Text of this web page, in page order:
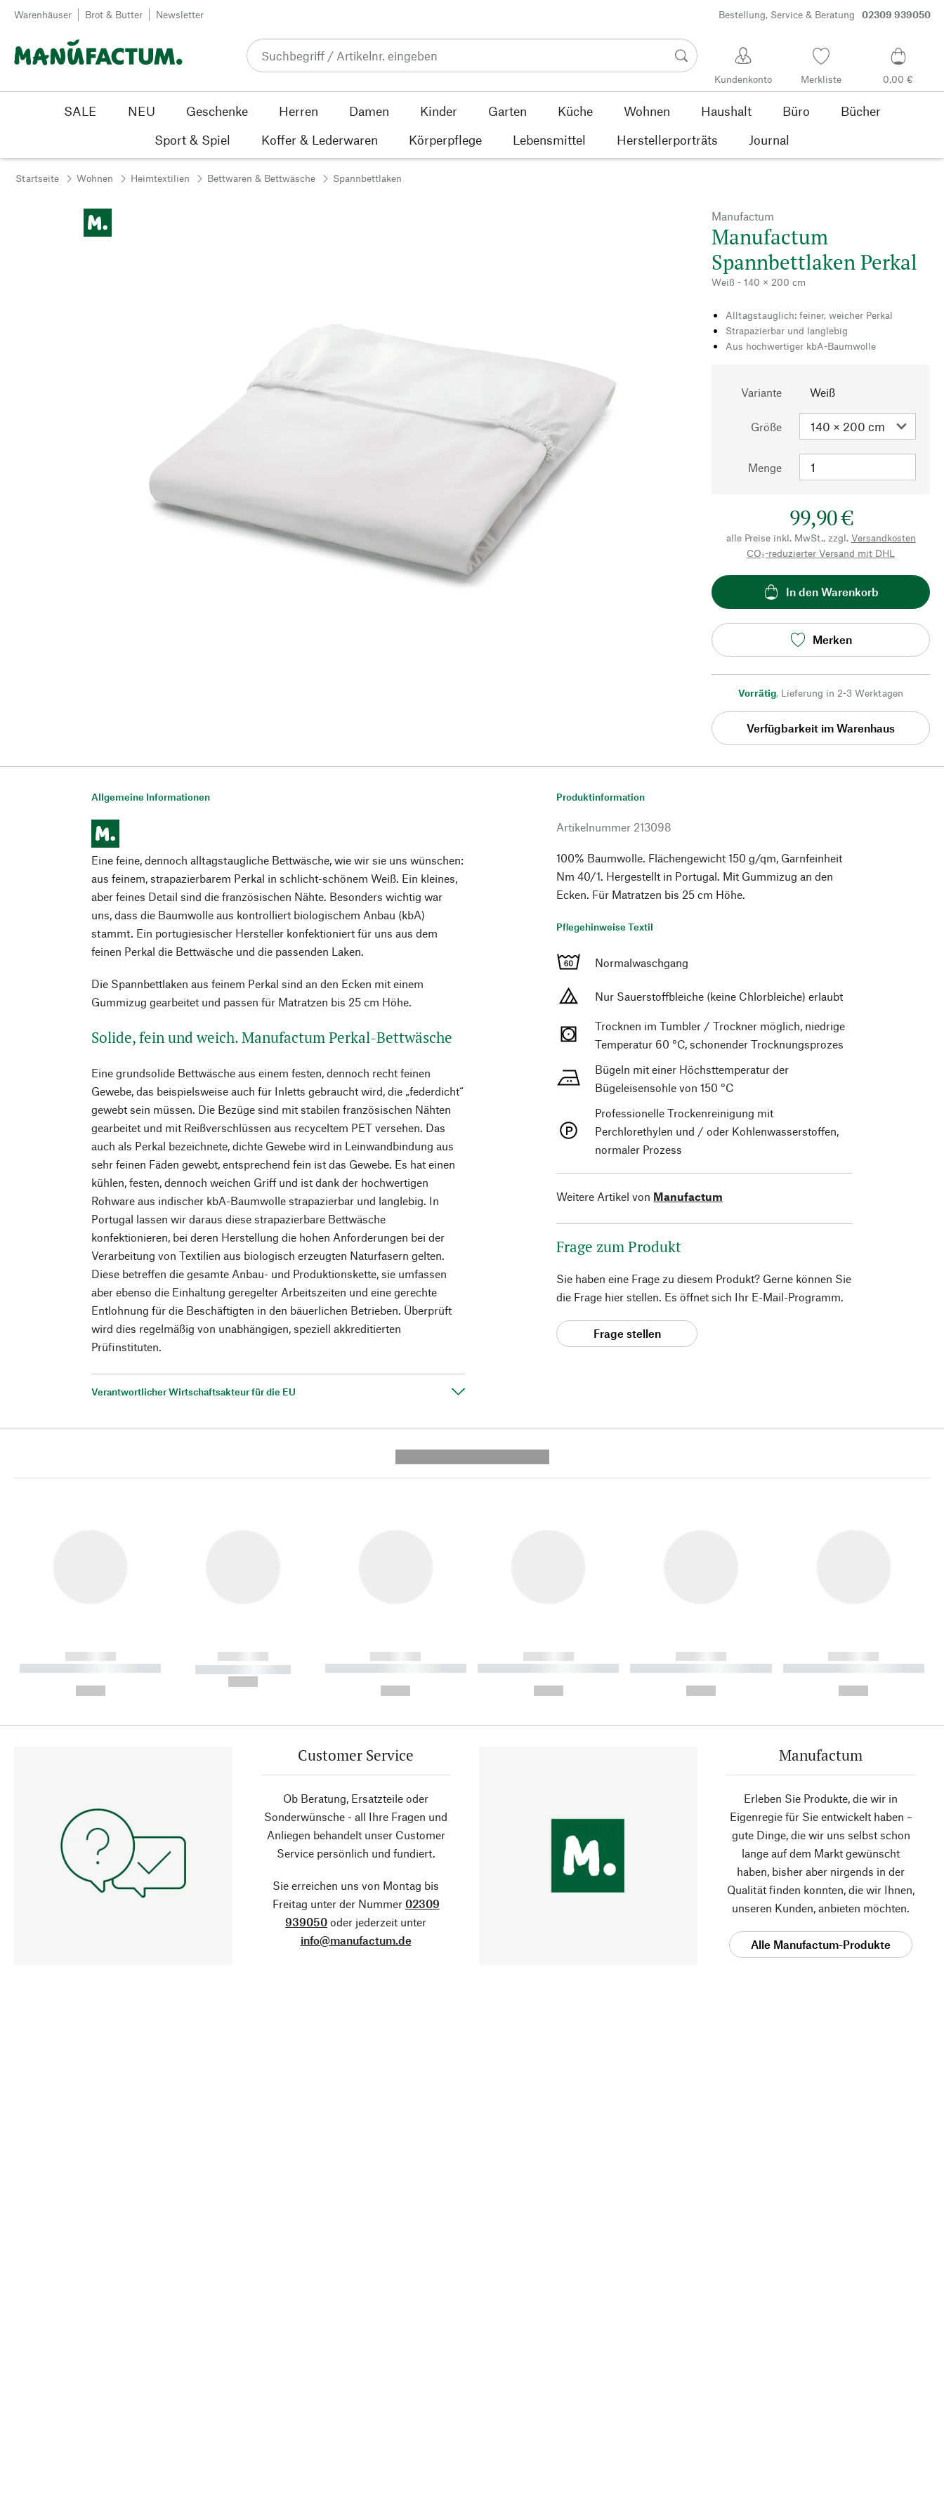
Zum Inhalt springen
Warenhäuser Brot & Butter Newsletter Bestellung, Service & Beratung 02309 939050
Kundenkonto Merkliste 0,00 €
SALE NEU Geschenke Herren Damen Kinder Garten Küche Wohnen Haushalt Büro
Bücher
Sport & Spiel
Koffer & Lederwaren Körperpflege Lebensmittel Herstellerporträts Journal
Startseite Wohnen Heimtextilien Bettwaren & Bettwäsche Spannbettlaken
Manufactum
Manufactum
Spannbettlaken Perkal
Weiß - 140 × 200 cm
Alltagstauglich: feiner, weicher Perkal
Strapazierbar und langlebig
Aus hochwertiger kbA-Baumwolle
Variante Weiß
Größe
Menge
99,90 €
alle Preise inkl. MwSt., zzgl. Versandkosten
CO₂-reduzierter Versand mit DHL
In den Warenkorb
Merken
Vorrätig, Lieferung in 2-3 Werktagen
Verfügbarkeit im Warenhaus
Allgemeine Informationen
Eine feine, dennoch alltagstaugliche Bettwäsche, wie wir sie uns wünschen:
aus feinem, strapazierbarem Perkal in schlicht-schönem Weiß. Ein kleines,
aber feines Detail sind die französischen Nähte. Besonders wichtig war
uns, dass die Baumwolle aus kontrolliert biologischem Anbau (kbA)
stammt. Ein portugiesischer Hersteller konfektioniert für uns aus dem
feinen Perkal die Bettwäsche und die passenden Laken.
Die Spannbettlaken aus feinem Perkal sind an den Ecken mit einem
Gummizug gearbeitet und passen für Matratzen bis 25 cm Höhe.
Solide, fein und weich. Manufactum Perkal-Bettwäsche
Eine grundsolide Bettwäsche aus einem festen, dennoch recht feinen
Gewebe, das beispielsweise auch für Inletts gebraucht wird, die „federdicht“
gewebt sein müssen. Die Bezüge sind mit stabilen französischen Nähten
gearbeitet und mit Reißverschlüssen aus recyceltem PET versehen. Das
auch als Perkal bezeichnete, dichte Gewebe wird in Leinwandbindung aus
sehr feinen Fäden gewebt, entsprechend fein ist das Gewebe. Es hat einen
kühlen, festen, dennoch weichen Griff und ist dank der hochwertigen
Rohware aus indischer kbA-Baumwolle strapazierbar und langlebig. In
Portugal lassen wir daraus diese strapazierbare Bettwäsche
konfektionieren, bei deren Herstellung die hohen Anforderungen bei der
Verarbeitung von Textilien aus biologisch erzeugten Naturfasern gelten.
Diese betreffen die gesamte Anbau- und Produktionskette, sie umfassen
aber ebenso die Einhaltung geregelter Arbeitszeiten und eine gerechte
Entlohnung für die Beschäftigten in den bäuerlichen Betrieben. Überprüft
wird dies regelmäßig von unabhängigen, speziell akkreditierten
Prüfinstituten.
Verantwortlicher Wirtschaftsakteur für die EU
Produktinformation
Artikelnummer 213098
100% Baumwolle. Flächengewicht 150 g/qm, Garnfeinheit
Nm 40/1. Hergestellt in Portugal. Mit Gummizug an den
Ecken. Für Matratzen bis 25 cm Höhe.
Pflegehinweise Textil
Normalwaschgang
Nur Sauerstoffbleiche (keine Chlorbleiche) erlaubt
Trocknen im Tumbler / Trockner möglich, niedrige
Temperatur 60 °C, schonender Trocknungsprozes
Bügeln mit einer Höchsttemperatur der
Bügeleisensohle von 150 °C
Professionelle Trockenreinigung mit
Perchlorethylen und / oder Kohlenwasserstoffen,
normaler Prozess
Weitere Artikel von Manufactum
Frage zum Produkt
Sie haben eine Frage zu diesem Produkt? Gerne können Sie
die Frage hier stellen. Es öffnet sich Ihr E-Mail-Programm.
Frage stellen
------------
----------- ----------- ----------
------------
----------- -----------
------------
----------- ----------- ----------
------------
----------- ----------- ----------
------------
----------- ----------- ----------
------------
----------- ----------- ----------
Customer Service
Ob Beratung, Ersatzteile oder
Sonderwünsche - all Ihre Fragen und
Anliegen behandelt unser Customer
Service persönlich und fundiert.
Sie erreichen uns von Montag bis
Freitag unter der Nummer 02309
939050 oder jederzeit unter
info@manufactum.de
Manufactum
Erleben Sie Produkte, die wir in
Eigenregie für Sie entwickelt haben –
gute Dinge, die wir uns selbst schon
lange auf dem Markt gewünscht
haben, bisher aber nirgends in der
Qualität finden konnten, die wir Ihnen,
unseren Kunden, anbieten möchten.
Alle Manufactum-Produkte